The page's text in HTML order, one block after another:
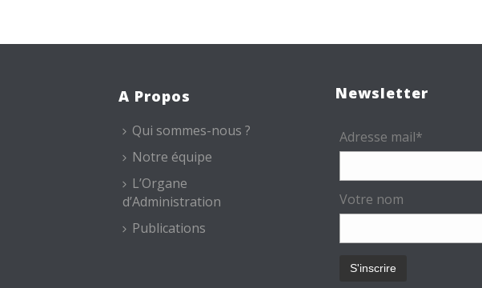
A Propos
Qui sommes-nous ?
Notre équipe
L’Organe
d’Administration
Publications
Newsletter
Adresse mail*
Votre nom